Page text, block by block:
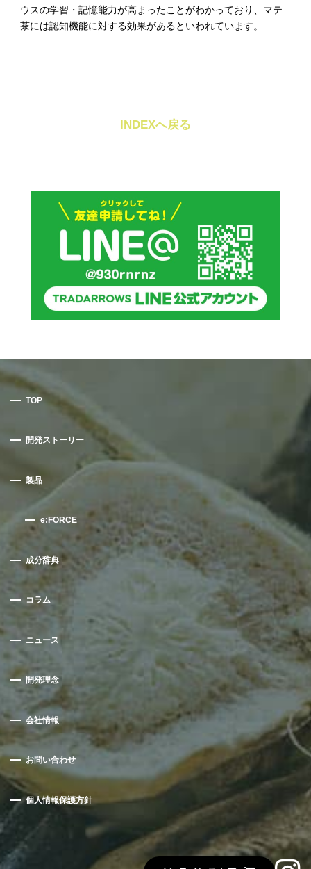
ウスの学習・記憶能力が高まったことがわかっており、マテ
茶には認知機能に対する効果があるといわれています。
INDEXへ戻る
TOP
開発ストーリー
製品
e:FORCE
成分辞典
コラム
ニュース
開発理念
会社情報
お問い合わせ
個人情報保護方針
Instagram